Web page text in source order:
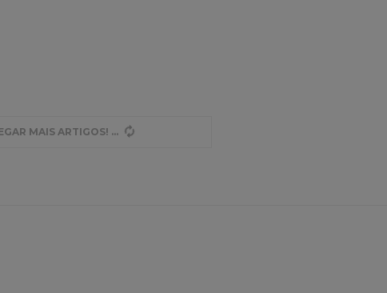
MAIS ARTIGOS!